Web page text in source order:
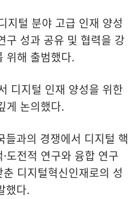
지털 분야 고급 인재 양성
구 성과 공유 및 협력을 강
위해 출범했다.
디지털 인재 양성을 위한
게 논의했다.
들과의 경쟁에서 디지털 핵
도전적 연구와 융합 연구
디지털혁신인재로의 성
했다.